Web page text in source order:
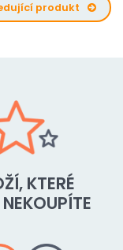
produkt
KTERÉ